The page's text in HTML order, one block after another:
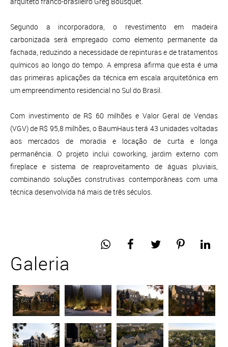
Segundo a incorporadora, o revestimento em madeira
carbonizada será empregado como elemento permanente da
fachada, reduzindo a necessidade de repinturas e de tratamentos
químicos ao longo do tempo. A empresa afirma que esta é uma
das primeiras aplicações da técnica em escala arquitetônica em
um empreendimento residencial no Sul do Brasil.
Com investimento de R$ 60 milhões e Valor Geral de Vendas
(VGV) de R$ 95,8 milhões, o BaumHaus terá 43 unidades voltadas
aos mercados de moradia e locação de curta e longa
permanência. O projeto inclui coworking, jardim externo com
fireplace e sistema de reaproveitamento de águas pluviais,
combinando soluções construtivas contemporâneas com uma
técnica desenvolvida há mais de três séculos.
Galeria